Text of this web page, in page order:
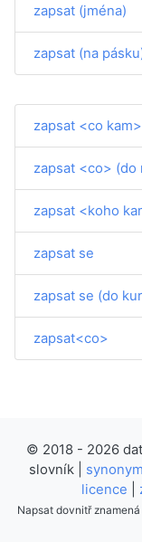
zapsat (jména)
zapsat (na
zapsat <co kam>
zapsat <co> (do
zapsat <koho
zapsat se
zapsat se (do
zapsat<co>
© 2018 - 2026
slovník |
licence
Napsat dovnitř